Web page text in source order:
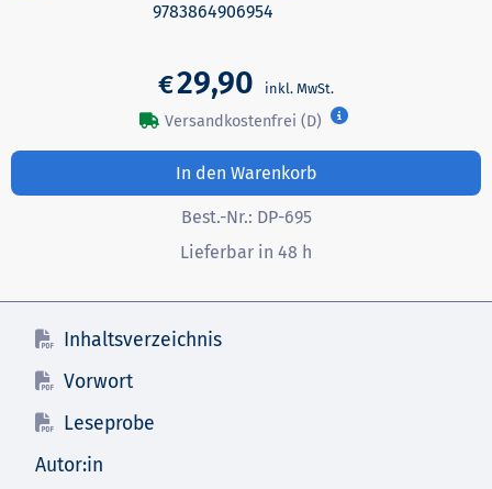
9783864906954
€29,90
Versandkostenfrei (D)
In den Warenkorb
Best.-Nr.: DP-695
Lieferbar in 48 h
Inhaltsverzeichnis
Vorwort
Leseprobe
Autor:in